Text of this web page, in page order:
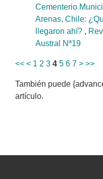
Cementerio
Arenas, Chile:
llegaron ahí? ,
Austral Nª19
<< < 1 2 3 4 5 6 7 > >>
También puede
artículo.